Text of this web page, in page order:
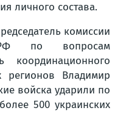
личного состава.
комиссии
по вопросам
координационного
регионов Владимир
войска ударили по
500 украинских